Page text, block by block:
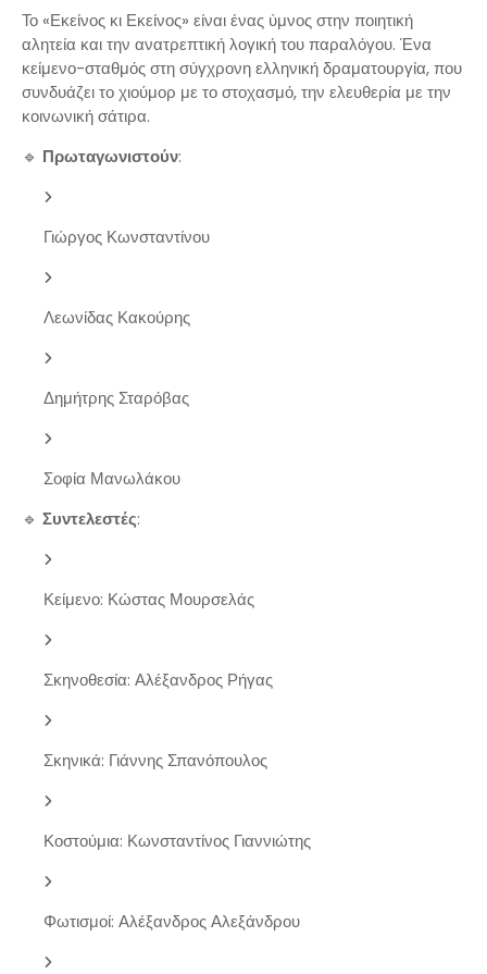
Το «Εκείνος κι Εκείνος» είναι ένας ύμνος στην ποιητική
αλητεία και την ανατρεπτική λογική του παραλόγου. Ένα
κείμενο-σταθμός στη σύγχρονη ελληνική δραματουργία, που
συνδυάζει το χιούμορ με το στοχασμό, την ελευθερία με την
κοινωνική σάτιρα.
🔹 Πρωταγωνιστούν:
Γιώργος Κωνσταντίνου
Λεωνίδας Κακούρης
Δημήτρης Σταρόβας
Σοφία Μανωλάκου
🔹 Συντελεστές:
Κείμενο: Κώστας Μουρσελάς
Σκηνοθεσία: Αλέξανδρος Ρήγας
Σκηνικά: Γιάννης Σπανόπουλος
Κοστούμια: Κωνσταντίνος Γιαννιώτης
Φωτισμοί: Αλέξανδρος Αλεξάνδρου